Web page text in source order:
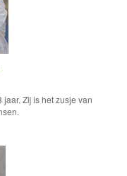
Zij is het zusje van